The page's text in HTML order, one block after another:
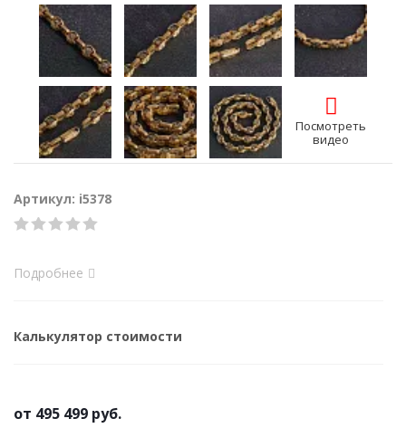
Посмотреть
видео
Артикул: i5378
Подробнее
Калькулятор стоимости
от 495 499 руб.